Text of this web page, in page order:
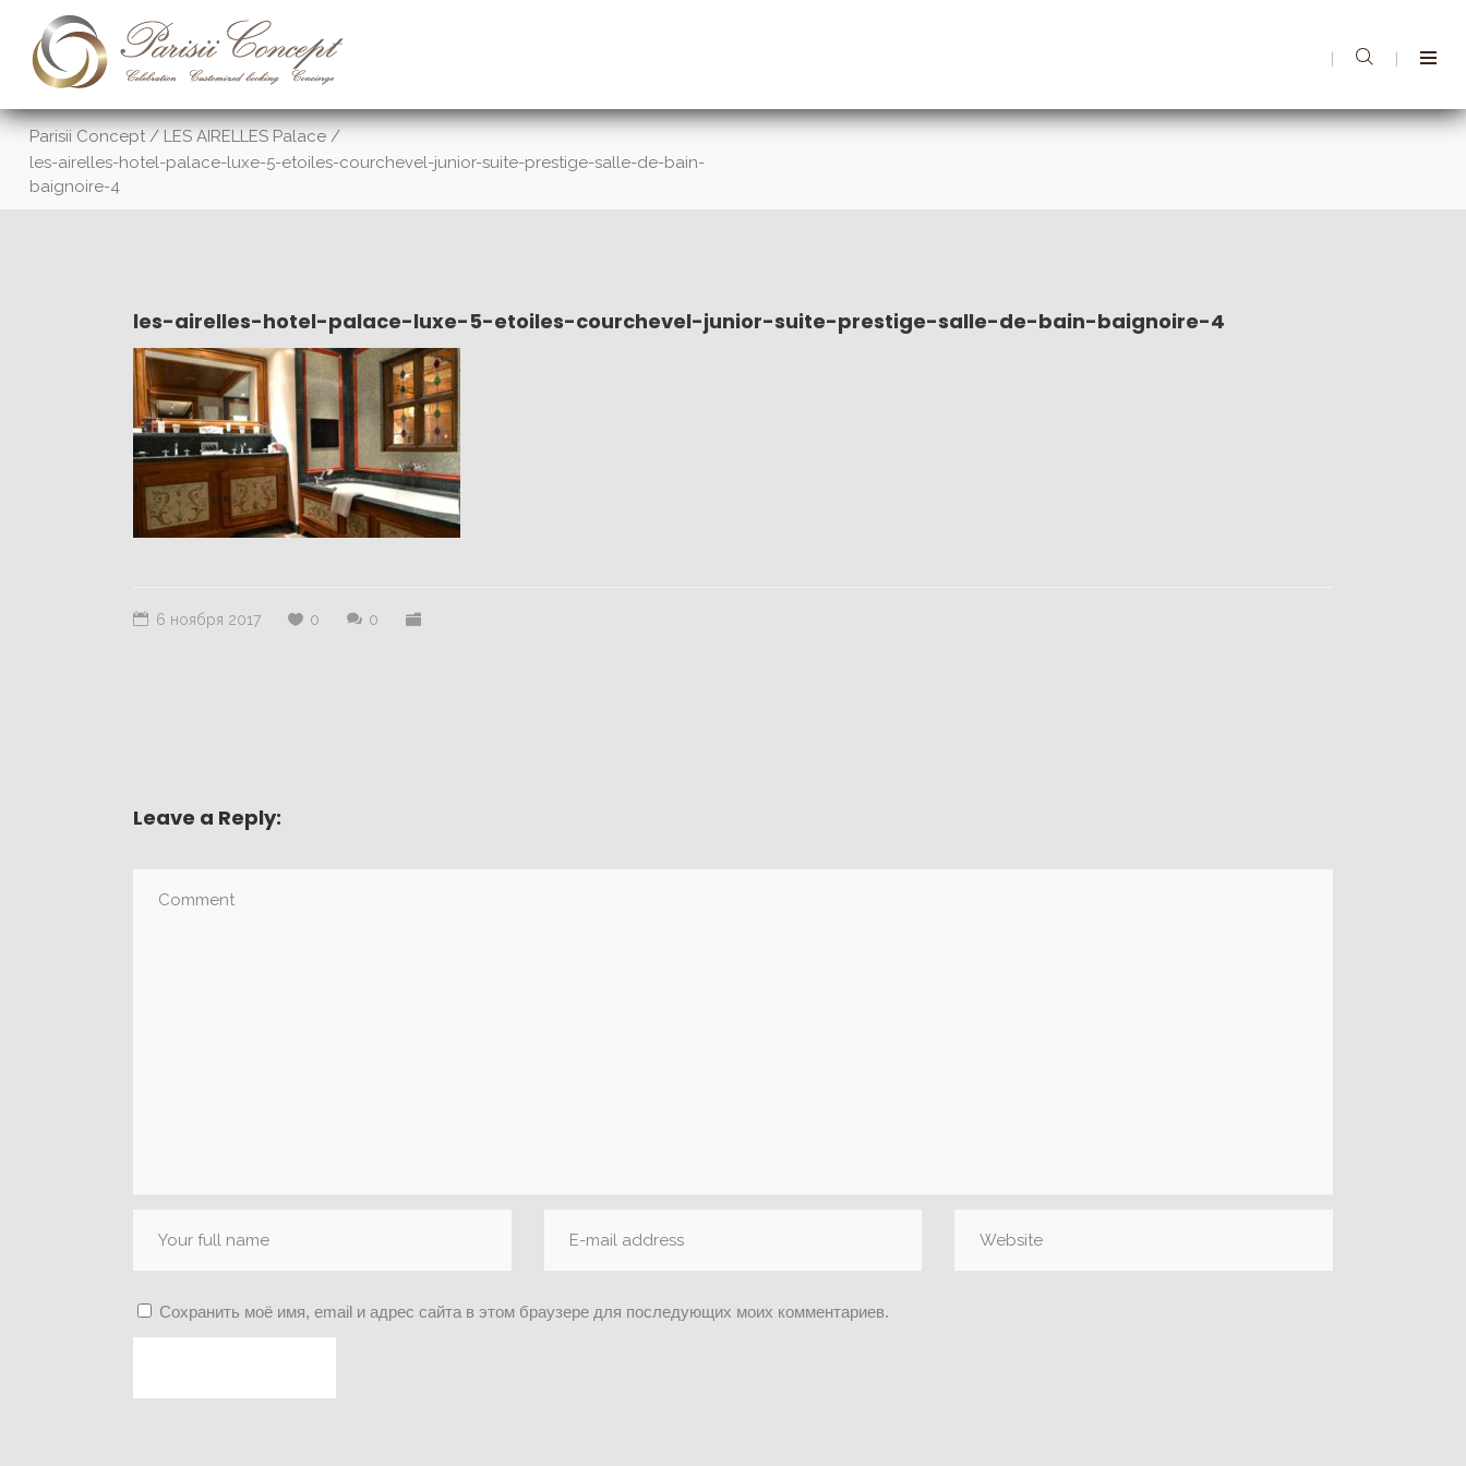
| |
Parisii Concept / LES AIRELLES Palace /
les-airelles-hotel-palace-luxe-5-etoiles-courchevel-junior-suite-prestige-salle-de-bain-
baignoire-4
les-airelles-hotel-palace-luxe-5-etoiles-courchevel-junior-suite-prestige-salle-de-bain-baignoire-4
6 ноября 2017 0 0
Leave a Reply:
Сохранить моё имя, email и адрес сайта в этом браузере для последующих моих комментариев.